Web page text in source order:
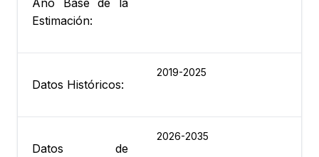
Año Base de la
Estimación:
Datos Históricos:
2019-2025
Datos de
2026-2035